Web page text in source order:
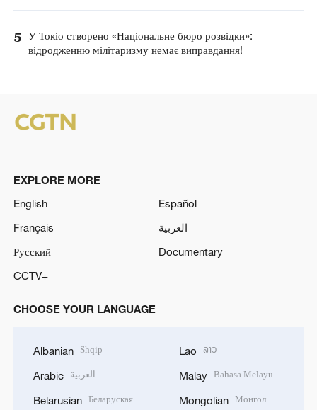
5 У Токіо створено «Національне бюро розвідки»:
відродженню мілітаризму немає виправдання!
EXPLORE MORE
English
Español
Français
العربية
Русский
Documentary
CCTV+
CHOOSE YOUR LANGUAGE
Albanian Shqip
Arabic العربية
Belarusian Беларуская
Lao ລາວ
Malay Bahasa Melayu
Mongolian Монгол